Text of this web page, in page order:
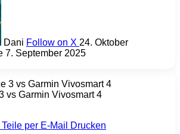
Dani Follow on X 24. Oktober
7. September 2025
vs Garmin Vivosmart 4
Teile per E-Mail
Drucken